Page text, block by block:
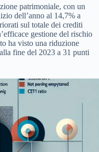
patrimoniale, con un
dell’anno al 14,7% a
sul totale dei crediti
gestione del rischio
ha visto una riduzione
fine del 2023 a 31 punti